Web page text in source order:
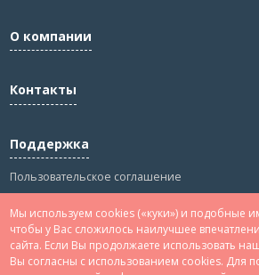
Мы используем cookies («куки») и подобные
чтобы у Вас сложилось наилучшее
сайта. Если Вы продолжаете использовать
Вы согласны с использованием cookies. Для
О компании
Контакты
Поддержка
Пользовательское соглашение
Сведения